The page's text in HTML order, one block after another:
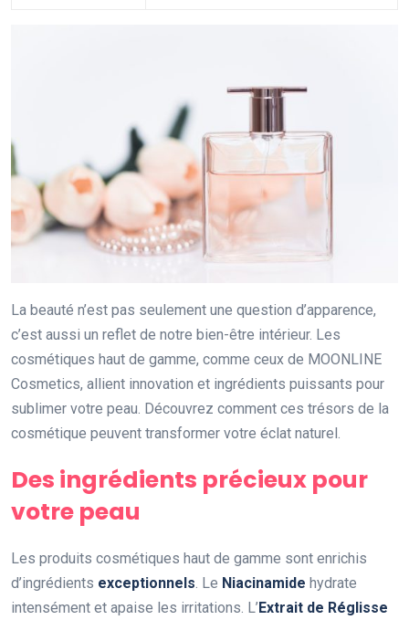
La beauté n’est pas seulement une question d’apparence,
c’est aussi un reflet de notre bien-être intérieur. Les
cosmétiques haut de gamme, comme ceux de MOONLINE
Cosmetics, allient innovation et ingrédients puissants pour
sublimer votre peau. Découvrez comment ces trésors de la
cosmétique peuvent transformer votre éclat naturel.
Des ingrédients précieux pour
votre peau
Les produits cosmétiques haut de gamme sont enrichis
d’ingrédients exceptionnels. Le Niacinamide hydrate
intensément et apaise les irritations. L’ Extrait de Réglisse